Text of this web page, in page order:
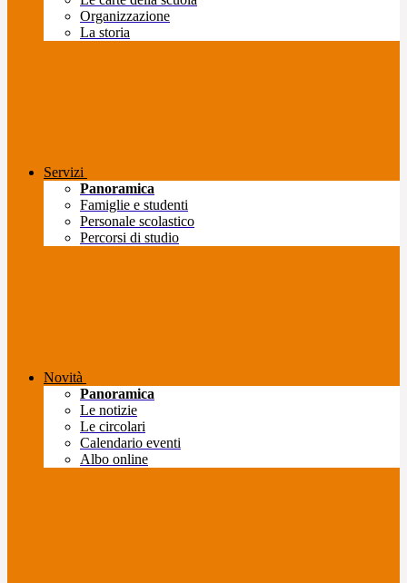
Organizzazione
La storia
Servizi
Panoramica
Famiglie e studenti
Personale scolastico
Percorsi di studio
Novità
Panoramica
Le notizie
Le circolari
Calendario eventi
Albo online